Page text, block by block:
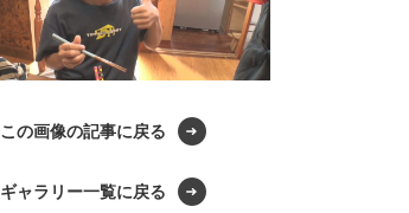
この画像の記事に戻る
ギャラリー一覧に戻る